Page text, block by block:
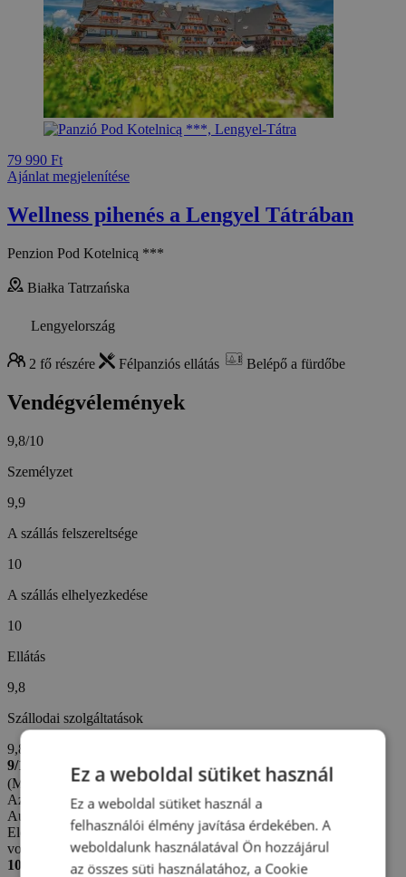
79 990 Ft
Ajánlat megjelenítése
Wellness pihenés a Lengyel Tátrában
Penzion Pod Kotelnicą ***
Białka Tatrzańska
Lengyelország
2 fő részére Félpanziós ellátás Belépő a fürdőbe
Vendégvélemények
9,8/10
Személyzet
9,9
A szállás felszereltsége
10
A szállás elhelyezkedése
10
Ellátás
9,8
Szállodai szolgáltatások
9,8
9/10
(Maria B. -
Szlovákia)
Az értékelés létrehozva: 20. 11. 2025
Automatikus fordítás (
Eredeti megjelenítése
Elégedettek voltunk, kivéve, hogy a szobák egy kicsit hidegek
voltak.
10/10
Ez a weboldal sütiket használ
Ez a weboldal sütiket használ a
felhasználói élmény javítása érdekében. A
weboldalunk használatával Ön hozzájárul
az összes süti használatához, a Cookie